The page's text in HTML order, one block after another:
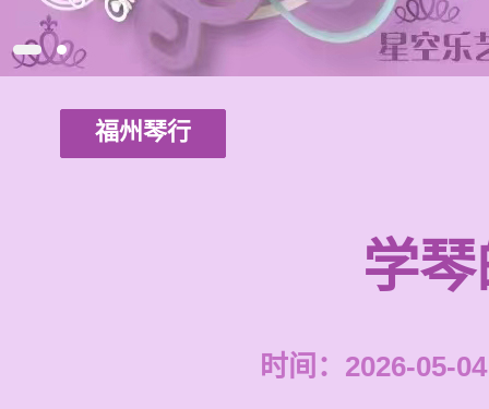
福州琴行
学
时间：2026-05-